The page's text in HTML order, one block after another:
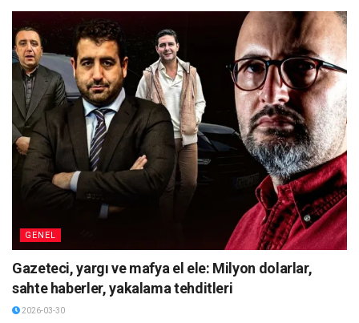
GENEL
Gazeteci, yargı ve mafya el ele: Milyon dolarlar,
sahte haberler, yakalama tehditleri
2026-03-30